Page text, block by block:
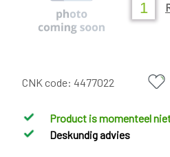
CNK code: 4477022
Product is momenteel
Deskundig advies